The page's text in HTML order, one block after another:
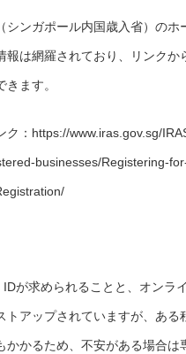
シンガポール内国歳入省）のホ
報は網羅されており、リンクか
きます。
ク：https://www.iras.gov.sg/
businesses/Registering-
が求められることと、オンラ
トアップされていますが、ある
かかるため、不安がある場合は